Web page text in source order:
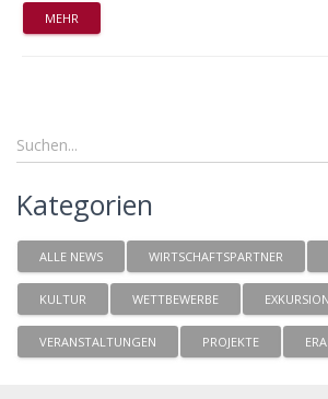
MEHR
Kategorien
ALLE NEWS WIRTSCHAFTSPARTNER
KULTUR WETTBEWERBE
VERANSTALTUNGEN PROJEKTE